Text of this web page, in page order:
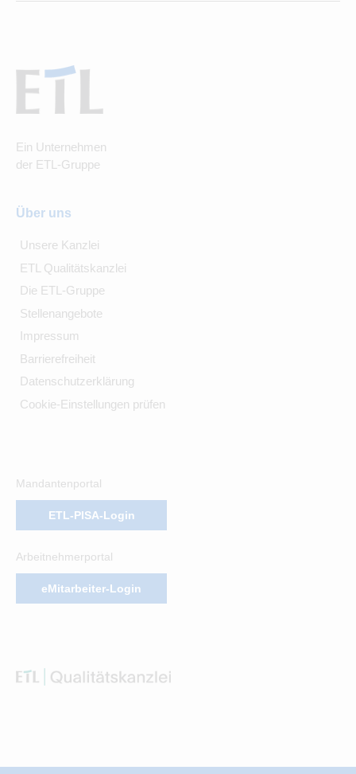
Ein Unternehmen
der ETL-Gruppe
Über uns
Unsere Kanzlei
ETL Qualitätskanzlei
Die ETL-Gruppe
Stellenangebote
Impressum
Barrierefreiheit
Datenschutzerklärung
Cookie-Einstellungen prüfen
Mandantenportal
ETL-PISA-Login
Arbeitnehmerportal
eMitarbeiter-Login